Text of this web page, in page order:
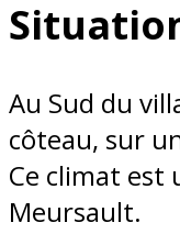
Au Sud du
côteau, sur
Ce climat est
Meursault.